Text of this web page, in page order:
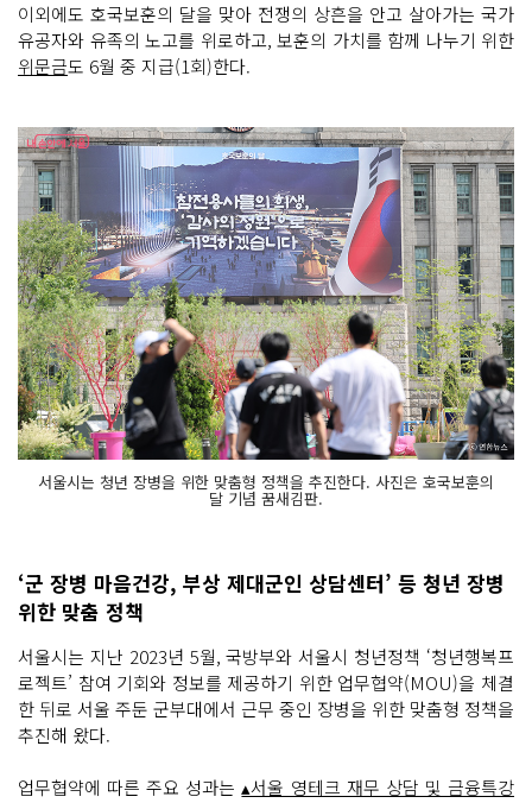
이외에도 호국보훈의 달을 맞아 전쟁의 상흔을 안고 살아가는 국가
유공자와 유족의 노고를 위로하고, 보훈의 가치를 함께 나누기 위한
위문금도 6월 중 지급(1회)한다.
서울시는 청년 장병을 위한 맞춤형 정책을 추진한다. 사진은 호국보훈의
달 기념 꿈새김판.
‘군 장병 마음건강, 부상 제대군인 상담센터’ 등 청년 장병
위한 맞춤 정책
서울시는 지난 2023년 5월, 국방부와 서울시 청년정책 ‘청년행복프
로젝트’ 참여 기회와 정보를 제공하기 위한 업무협약(MOU)을 체결
한 뒤로 서울 주둔 군부대에서 근무 중인 장병을 위한 맞춤형 정책을
추진해 왔다.
업무협약에 따른 주요 성과는▴서울 영테크 재무 상담 및 금융특강